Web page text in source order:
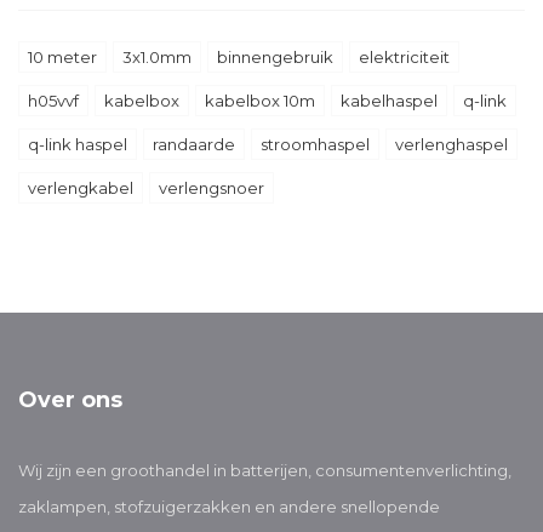
10 meter 3x1.0mm binnengebruik elektriciteit
h05vvf kabelbox kabelbox 10m kabelhaspel q-link
q-link haspel randaarde stroomhaspel verlenghaspel
verlengkabel verlengsnoer
Over ons
Wij zijn een groothandel in batterijen, consumentenverlichting,
zaklampen, stofzuigerzakken en andere snellopende